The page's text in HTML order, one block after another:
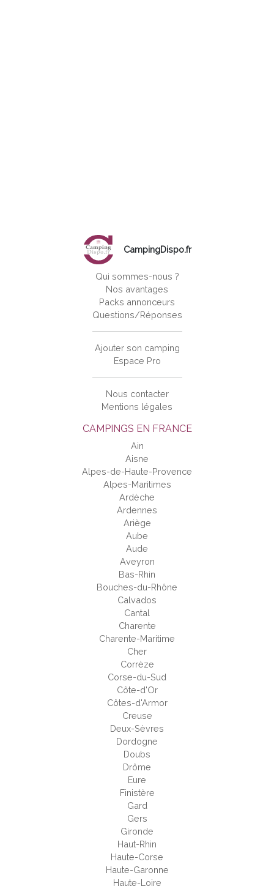
CAMPINGS EN FRANCE
Ain
Aisne
Alpes-de-Haute-Provence
Alpes-Maritimes
Ardèche
Ardennes
Ariège
Aube
Aude
Aveyron
Bas-Rhin
Bouches-du-Rhône
Calvados
Cantal
Charente
Charente-Maritime
Cher
Corrèze
Corse-du-Sud
Côte-d'Or
Côtes-d'Armor
Creuse
Deux-Sèvres
Dordogne
Doubs
Drôme
Eure
Finistère
Gard
Gers
Gironde
Haut-Rhin
Haute-Corse
Haute-Garonne
Haute-Loire
CampingDispo.fr
Qui sommes-nous ?
Nos avantages
Packs annonceurs
Questions/Réponses
Ajouter son camping
Espace Pro
Nous contacter
Mentions légales